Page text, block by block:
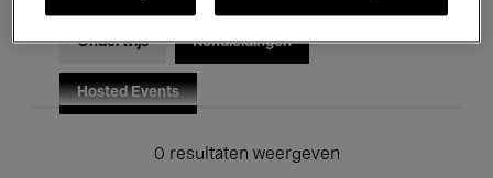
Onderwijs Rondleidingen
Hosted Events
0 resultaten weergeven